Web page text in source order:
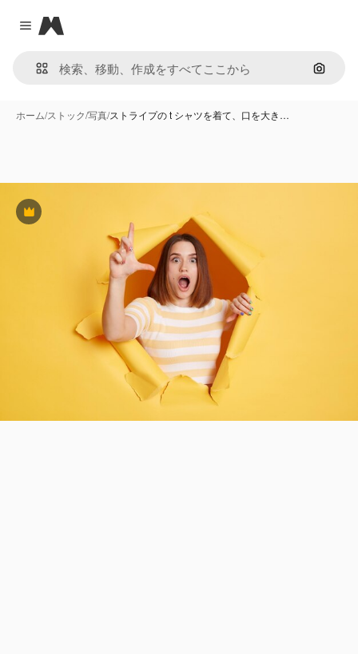
Close menu
Magnific
画像で
ホーム/ストック/写真/ストライプの t シャツを着て、口を大き…
Premium